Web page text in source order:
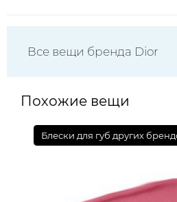
Все вещи бренда Dior
Похожие вещи
Блески для губ других